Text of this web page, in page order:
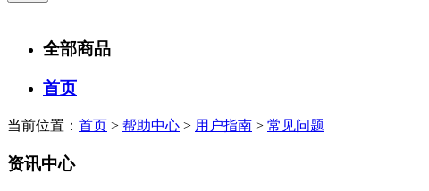
全部商品
首页
当前位置： 首页 > 帮助中心 > 用户指南 > 常见问题
资讯中心